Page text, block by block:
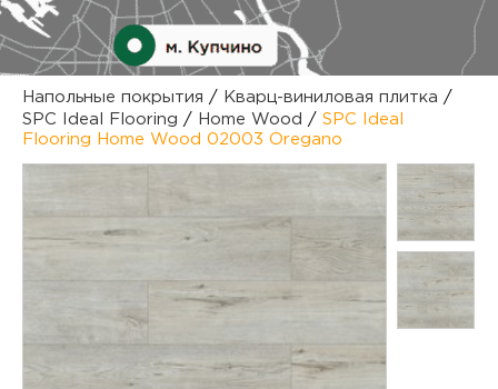
Напольные покрытия / Кварц-виниловая плитка /
SPC Ideal Flooring / Home Wood / SPC Ideal
Flooring Home Wood 02003 Oregano